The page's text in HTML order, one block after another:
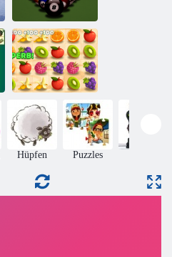
8 Ball Billard
Classic
Saftiger
Armaturenbrett
Hüpfen Puzzles